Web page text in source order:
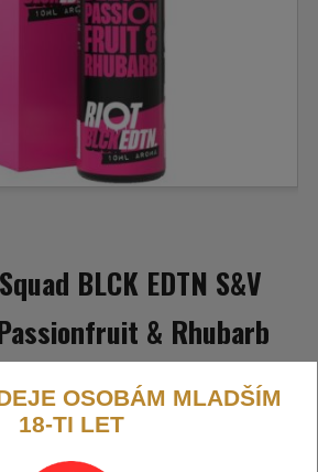
BLCK EDTN S&V
& Rhubarb
OSOBÁM MLADŠÍM
18-TI LET